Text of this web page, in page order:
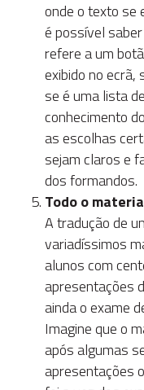
onde o texto se
é possível
refere a um
exibido no ecrã,
se é uma lista
conhecimento
as escolhas
sejam claros e
dos formandos.
Todo o
A tradução de
variadíssimos
alunos com
apresentações
ainda o exame
Imagine que o
após algumas
apresentações